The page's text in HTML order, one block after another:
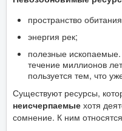
пространство
энергия рек;
полезные
течение миллионов
пользуется тем, что
Существуют ресурсы,
неисчерпаемые хотя
сомнение. К ним